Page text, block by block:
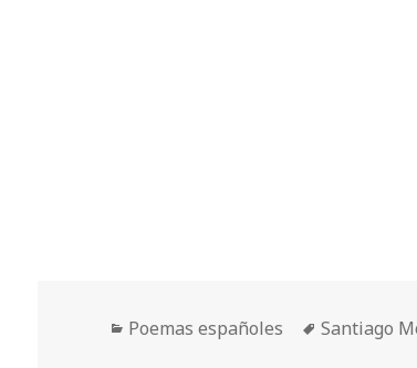
Categorías
Poemas españoles Etiquetas
Santiago